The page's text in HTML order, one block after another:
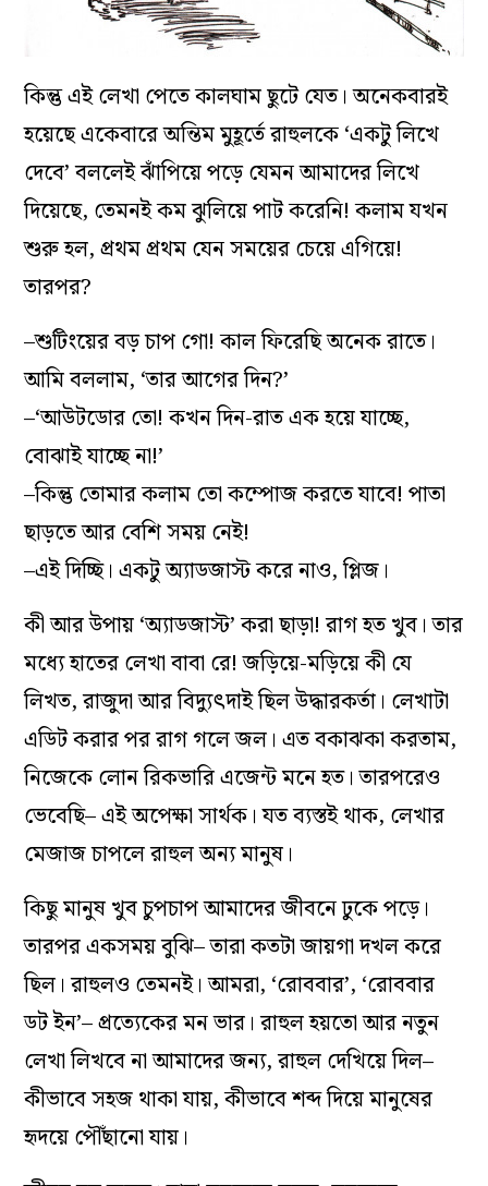
কিন্তু এই লেখা পেতে কালঘাম ছুটে যেত। অনেকবারই
হয়েছে একেবারে অন্তিম মুহূর্তে রাহুলকে ‘একটু লিখে
দেবে’ বললেই ঝাঁপিয়ে পড়ে যেমন আমাদের লিখে
দিয়েছে, তেমনই কম ঝুলিয়ে পাট করেনি! কলাম যখন
শুরু হল, প্রথম প্রথম যেন সময়ের চেয়ে এগিয়ে!
তারপর?
–শুটিংয়ের বড় চাপ গো! কাল ফিরেছি অনেক রাতে।
আমি বললাম, ‘তার আগের দিন?’
–‘আউটডোর তো! কখন দিন-রাত এক হয়ে যাচ্ছে,
বোঝাই যাচ্ছে না!’
–কিন্তু তোমার কলাম তো কম্পোজ করতে যাবে! পাতা
ছাড়তে আর বেশি সময় নেই!
–এই দিচ্ছি। একটু অ‌্যাডজাস্ট করে নাও, প্লিজ।
কী আর উপায় ‘অ‌্যাডজাস্ট’ করা ছাড়া! রাগ হত খুব। তার
মধ্যে হাতের লেখা বাবা রে! জড়িয়ে-মড়িয়ে কী যে
লিখত, রাজুদা আর বিদ্যুৎদাই ছিল উদ্ধারকর্তা। লেখাটা
এডিট করার পর রাগ গলে জল। এত বকাঝকা করতাম,
নিজেকে লোন রিকভারি এজেন্ট মনে হত। তারপরেও
ভেবেছি– এই অপেক্ষা সার্থক। যত ব‌্যস্তই থাক, লেখার
মেজাজ চাপলে রাহুল অন‌্য মানুষ।
কিছু মানুষ খুব চুপচাপ আমাদের জীবনে ঢুকে পড়ে।
তারপর একসময় বুঝি– তারা কতটা জায়গা দখল করে
ছিল। রাহুলও তেমনই। আমরা, ‘রোববার’, ‘রোববার
ডট ইন’– প্রত্যেকের মন ভার। রাহুল হয়তো আর নতুন
লেখা লিখবে না আমাদের জন‌্য, রাহুল দেখিয়ে দিল–
কীভাবে সহজ থাকা যায়, কীভাবে শব্দ দিয়ে মানুষের
হৃদয়ে পৌঁছানো যায়।